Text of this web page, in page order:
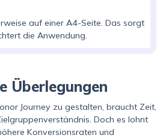
auf einer A4-Seite. Das sorgt
die Anwendung.
Überlegungen
Journey zu gestalten, braucht Zeit,
Doch es lohnt
Konversionsraten und